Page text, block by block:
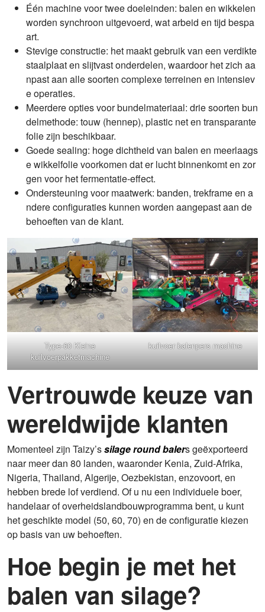
Één machine voor twee doeleinden: balen en wikkelen
worden synchroon uitgevoerd, wat arbeid en tijd bespa
art.
Stevige constructie: het maakt gebruik van een verdikte
staalplaat en slijtvast onderdelen, waardoor het zich aa
npast aan alle soorten complexe terreinen en intensiev
e operaties.
Meerdere opties voor bundelmateriaal: drie soorten bun
delmethode: touw (hennep), plastic net en transparante
folie zijn beschikbaar.
Goede sealing: hoge dichtheid van balen en meerlaags
e wikkelfolie voorkomen dat er lucht binnenkomt en zor
gen voor het fermentatie-effect.
Ondersteuning voor maatwerk: banden, trekframe en a
ndere configuraties kunnen worden aangepast aan de
behoeften van de klant.
Type-60 Kleine
kuilvoerpakketmachine
kuilvoer balenpers machine
Vertrouwde keuze van
wereldwijde klanten
Momenteel zijn Taizy’ssilage round balers geëxporteerd
naar meer dan 80 landen, waaronder Kenia, Zuid-Afrika,
Nigeria, Thailand, Algerije, Oezbekistan, enzovoort, en
hebben brede lof verdiend. Of u nu een individuele boer,
handelaar of overheidslandbouwprogramma bent, u kunt
het geschikte model (50, 60, 70) en de configuratie kiezen
op basis van uw behoeften.
Hoe begin je met het
balen van silage?